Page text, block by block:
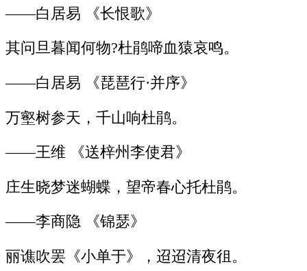
——白居易 《长恨歌》
其问旦暮闻何物?杜鹃啼血猿哀鸣。
——白居易 《琵琶行·并序》
万壑树参天，千山响杜鹃。
——王维 《送梓州李使君》
庄生晓梦迷蝴蝶，望帝春心托杜鹃。
——李商隐 《锦瑟》
丽谯吹罢《小单于》，迢迢清夜徂。